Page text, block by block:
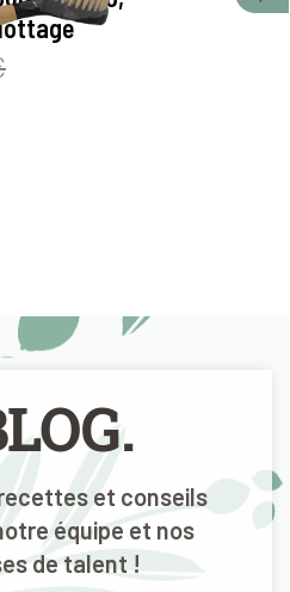
et conseils
équipe et nos
de talent !